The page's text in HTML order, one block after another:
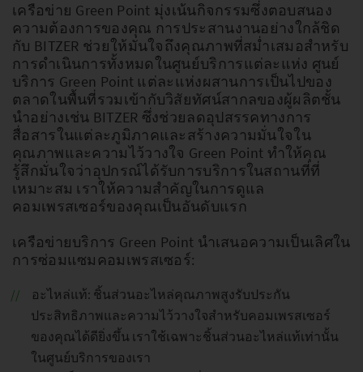
เครือข่าย Green Point มุ่งเน้นกิจกรรมซึ่งตอบสนอง
ความต้องการของคุณ การประสานงานอย่างใกล้ชิด
กับ BITZER ช่วยให้มั่นใจถึงคุณภาพที่สม่ำเสมอสำหรับ
การดำเนินการทั้งหมดในศูนย์บริการแต่ละแห่ง ศูนย์
บริการ Green Point แต่ละแห่งผสานการเป็นไปของ
ตลาดในพื้นที่รวมเข้ากับวิสัยทัศน์สากลของผู้ผลิตชั้น
นำอย่างเช่น BITZER ซึ่งช่วยลดอุปสรรคทางการ
สื่อสารในแต่ละภูมิภาคและสร้างความมั่นใจใน
คุณภาพและความไว้วางใจ Green Point ทำให้คุณ
รู้สึกมั่นใจว่าอุปกรณ์ได้รับการบริการในสถานที่ที่
เหมาะสม เราให้ความสำคัญในการดูแล
คอมเพรสเซอร์ของคุณเป็นอันดับแรก
เครือข่ายบริการ Green Point นำเสนอความเป็นเลิศใน
การซ่อมแซมคอมเพรสเซอร์:
อะไหล่แท้: ชิ้นส่วนอะไหล่คุณภาพสูงรับประกัน
ประสิทธิภาพและความไว้วางใจสำหรับคอมเพรสเซอร์
ของคุณได้ดียิ่งขึ้น เราใช้เฉพาะชิ้นส่วนอะไหล่แท้เท่านั้น
ในศูนย์บริการของเรา